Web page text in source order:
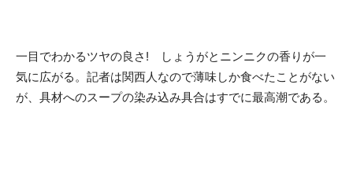
一目でわかるツヤの良さ! しょうがとニンニクの香りが一
気に広がる。記者は関西人なので薄味しか食べたことがない
が、具材へのスープの染み込み具合はすでに最高潮である。